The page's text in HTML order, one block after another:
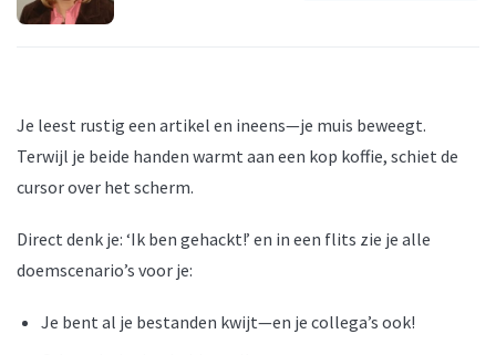
Je leest rustig een artikel en ineens—je muis beweegt.
Terwijl je beide handen warmt aan een kop koffie, schiet de
cursor over het scherm.
Direct denk je: ‘Ik ben gehackt!’ en in een flits zie je alle
doemscenario’s voor je:
Je bent al je bestanden kwijt—en je collega’s ook!